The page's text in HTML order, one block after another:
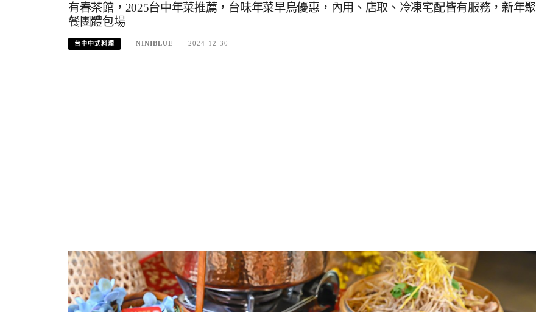
有春茶館，2025台中年菜推薦，台味年菜早鳥優惠，內用、店取、冷凍宅配皆有服務，新年聚
餐團體包場
台中中式料理 NINIBLUE 2024-12-30